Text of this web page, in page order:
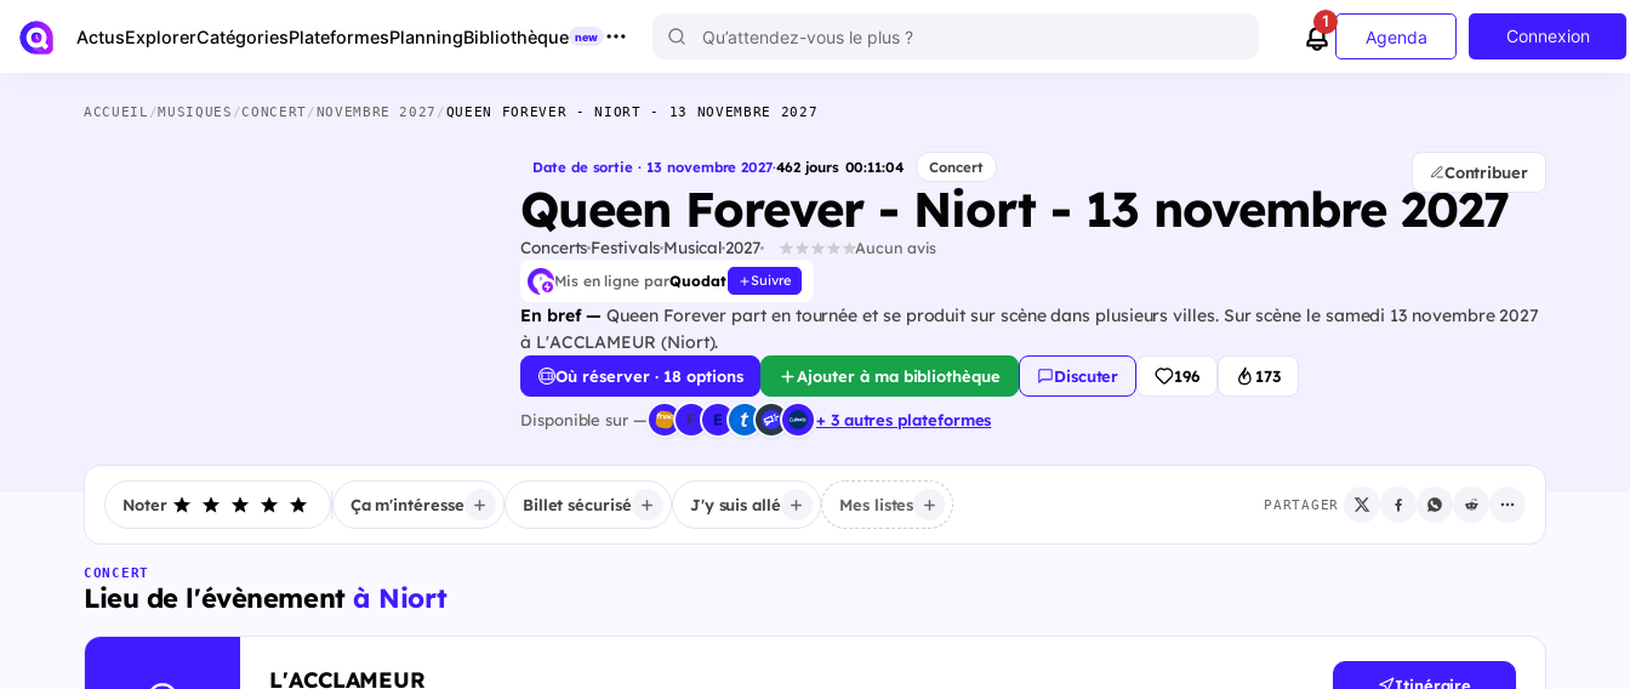
ActusExplorerCatégoriesPlateformesPlanningBibliothèque new
1
Agenda Connexion
ACCUEIL /MUSIQUES /CONCERT/NOVEMBRE 2027 /QUEEN FOREVER - NIORT - 13 NOVEMBRE 2027
Date de sortie · 13 novembre 2027·462jours 00:11:03 Concert
Queen Forever - Niort - 13 novembre 2027
Concerts FestivalsMusical 2027 Aucun avis
Mis en ligne parQuodat Suivre
En bref — Queen Forever part en tournée et se produit sur scène dans plusieurs villes. Sur scène le samedi 13 novembre 2027
à L'ACCLAMEUR (Niort).
Contribuer
Où réserver · 18 options Ajouter à ma bibliothèque Discuter 196 173
Disponible sur — + 3 autres plateformes
Noter Ça m'intéresse Billet sécurisé J'y suis allé Mes listes PARTAGER
CONCERT
Lieu de l'évènementà Niort
L'ACCLAMEUR